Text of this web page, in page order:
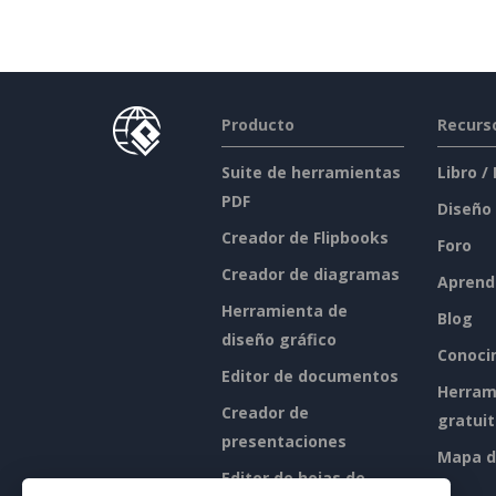
Producto
Suite de herramientas
PDF
Creador de Flipbooks
Creador de diagramas
Herramienta de
diseño gráfico
Editor de documentos
Creador de
presentaciones
Editor de hojas de
Libro /
Foro
Blog
Mapa